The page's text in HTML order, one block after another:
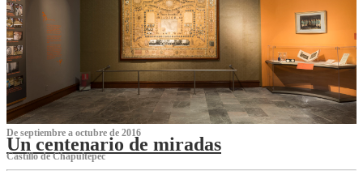
De septiembre a octubre de 2016
Un centenario de miradas
Castillo de Chapultepec